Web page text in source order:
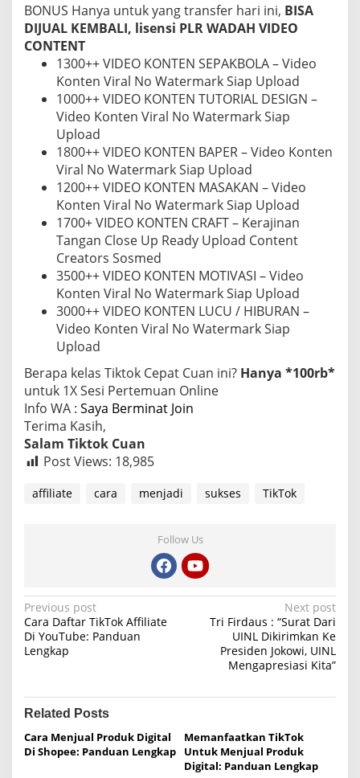
BONUS Hanya untuk yang transfer hari ini, BISA
DIJUAL KEMBALI, lisensi PLR WADAH VIDEO
CONTENT
1300++ VIDEO KONTEN SEPAKBOLA – Video
Konten Viral No Watermark Siap Upload
1000++ VIDEO KONTEN TUTORIAL DESIGN –
Video Konten Viral No Watermark Siap
Upload
1800++ VIDEO KONTEN BAPER – Video Konten
Viral No Watermark Siap Upload
1200++ VIDEO KONTEN MASAKAN – Video
Konten Viral No Watermark Siap Upload
1700+ VIDEO KONTEN CRAFT – Kerajinan
Tangan Close Up Ready Upload Content
Creators Sosmed
3500++ VIDEO KONTEN MOTIVASI – Video
Konten Viral No Watermark Siap Upload
3000++ VIDEO KONTEN LUCU / HIBURAN –
Video Konten Viral No Watermark Siap
Upload
Berapa kelas Tiktok Cepat Cuan ini? Hanya *100rb*
untuk 1X Sesi Pertemuan Online
Info WA : Saya Berminat Join
Terima Kasih,
Salam Tiktok Cuan
Post Views: 18,985
affiliate cara menjadi sukses TikTok
Follow Us
P
o
s
n
a
v
Previous post
Cara Daftar TikTok Affiliate
Di YouTube: Panduan
Lengkap
Next post
Tri Firdaus : “Surat Dari
UINL Dikirimkan Ke
Presiden Jokowi, UINL
Mengapresiasi Kita”
Related Posts
Cara Menjual Produk Digital
Di Shopee: Panduan Lengkap
Memanfaatkan TikTok
Untuk Menjual Produk
Digital: Panduan Lengkap